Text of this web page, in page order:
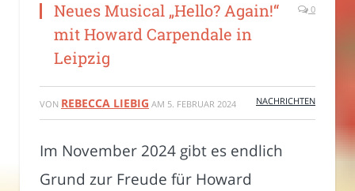
Neues Musical „Hello? Again!“
mit Howard Carpendale in
Leipzig
0
VON REBECCA LIEBIG AM 5. FEBRUAR 2024 NACHRICHTEN
Im November 2024 gibt es endlich
Grund zur Freude für Howard